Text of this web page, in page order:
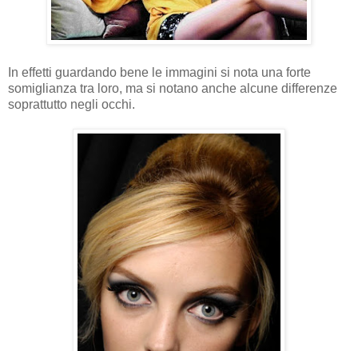
In effetti guardando bene le immagini si nota una forte
somiglianza tra loro, ma si notano anche alcune differenze
soprattutto negli occhi.